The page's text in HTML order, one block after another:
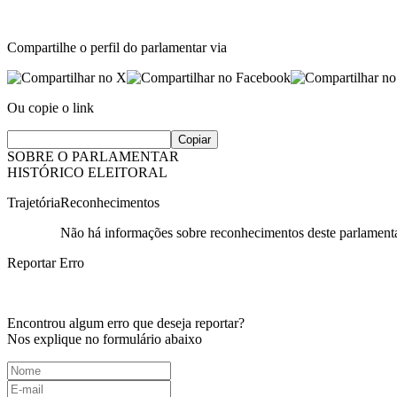
Compartilhe o perfil do parlamentar via
Ou copie o link
Copiar
SOBRE O PARLAMENTAR
HISTÓRICO ELEITORAL
TrajetóriaReconhecimentos
Não há informações sobre reconhecimentos deste
Reportar Erro
Encontrou algum erro que deseja reportar?
Nos explique no formulário abaixo